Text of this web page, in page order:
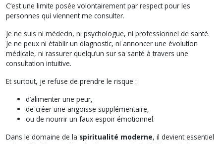
C’est une limite posée volontairement par respect pour les
personnes qui viennent me consulter.
Je ne suis ni médecin, ni psychologue, ni professionnel de santé.
Je ne peux ni établir un diagnostic, ni annoncer une évolution
médicale, ni rassurer quelqu’un sur sa santé à travers une
consultation intuitive.
Et surtout, je refuse de prendre le risque :
d’alimenter une peur,
de créer une angoisse supplémentaire,
ou de nourrir un faux espoir émotionnel.
Dans le domaine de la spiritualité moderne, il devient essentiel